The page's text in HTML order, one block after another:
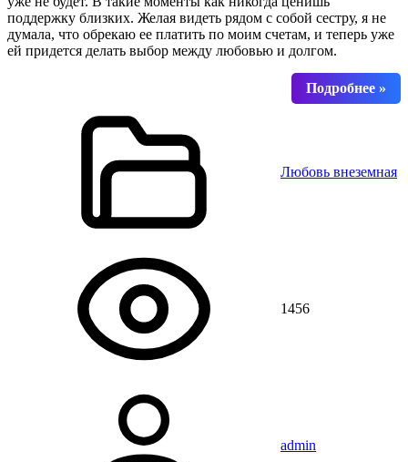
поддержку близких. Желая видеть рядом с собой сестру, я не
думала, что обрекаю ее платить по моим счетам, и теперь уже
ей придется делать выбор между любовью и долгом.
Любовь внеземная
1456
admin